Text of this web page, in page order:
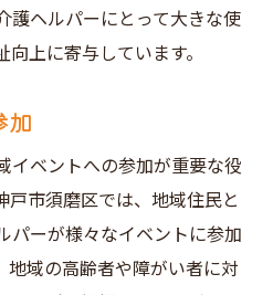
護ヘルパーにとって大きな使
上に寄与しています。
加
イベントへの参加が重要な役
戸市須磨区では、地域住民と
パーが様々なイベントに参加
地域の高齢者や障がい者に対